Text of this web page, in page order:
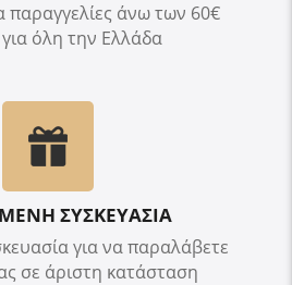
παραγγελίες άνω των 60€
όλη την Ελλάδα
ΣΥΣΚΕΥΑΣΙΑ
για να παραλάβετε
σε άριστη κατάσταση